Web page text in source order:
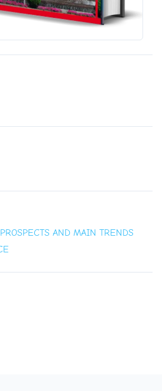
AND MAIN TRENDS